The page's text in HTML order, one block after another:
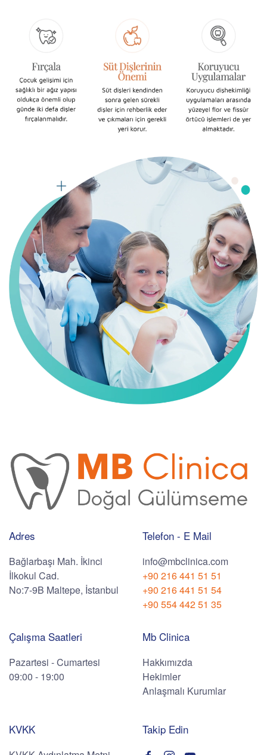
Adres
Bağlarbaşı Mah. İkinci
İlkokul Cad.
No:7-9B Maltepe, İstanbul
Telefon - E Mail
info@mbclinica.com
+90 216 441 51 51
+90 216 441 51 54
+90 554 442 51 35
Çalışma Saatleri
Pazartesi - Cumartesi
09:00 - 19:00
Mb Clinica
Hakkımızda
Hekimler
Anlaşmalı Kurumlar
KVKK Takip Edin